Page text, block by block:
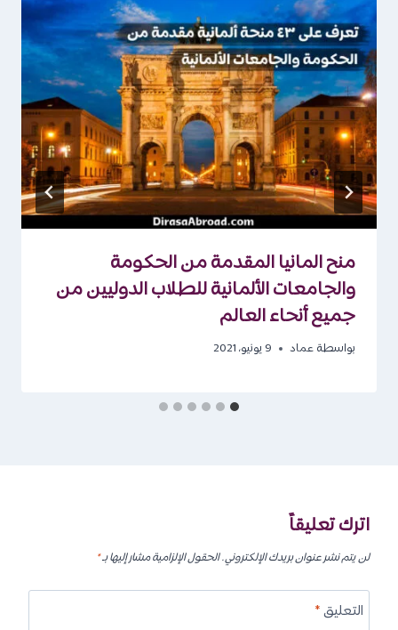
منح المانيا المقدمة من الحكومة
والجامعات الألمانية للطلاب الدوليين من
جميع أنحاء العالم
بواسطة عماد 9 يونيو، 2021
اترك تعليقاً
لن يتم نشر عنوان بريدك الإلكتروني.الحقول الإلزامية مشار إليها بـ*
التعليق*